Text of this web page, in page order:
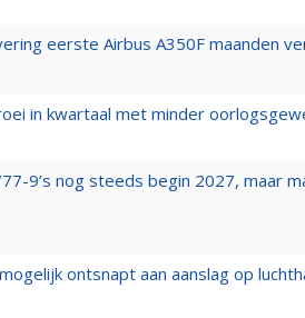
eerste Airbus A350F maanden
in kwartaal met minder
9’s nog steeds begin 2027, maar
ontsnapt aan aanslag op